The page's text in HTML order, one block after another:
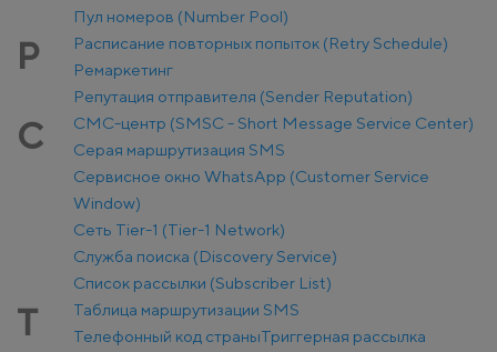
Пул номеров (Number Pool)
Р
Расписание повторных попыток (Retry Schedule)
Ремаркетинг
Репутация отправителя (Sender Reputation)
С
СМС-центр (SMSC - Short Message Service Center)
Серая маршрутизация SMS
Сервисное окно WhatsApp (Customer Service
Window)
Сеть Tier-1 (Tier-1 Network)
Служба поиска (Discovery Service)
Список рассылки (Subscriber List)
Т
Таблица маршрутизации SMS
Телефонный код страныТриггерная рассылка